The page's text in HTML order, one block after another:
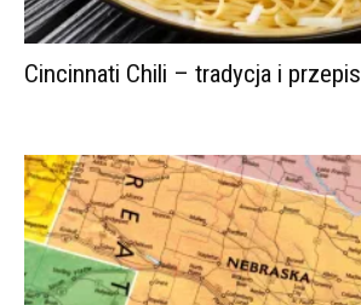
Cincinnati Chili – tradycja i przepis